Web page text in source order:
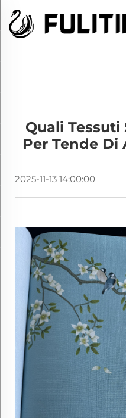
Quali
Per Tende Di
2025-11-13 14:00:00